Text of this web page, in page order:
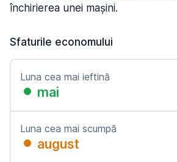
închirierea unei mașini.
Sfaturile economului
Luna cea mai ieftină
mai
Luna cea mai scumpă
august